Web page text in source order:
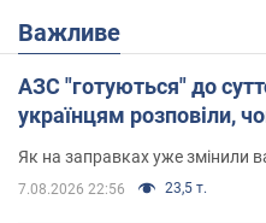
Важливе
АЗС "готуються" до
українцям розповіли,
Як на заправках уже змінили
7.08.2026 22:56 23,5 т.